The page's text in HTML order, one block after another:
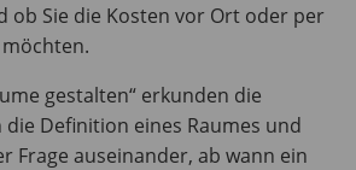
ob Sie die Kosten vor Ort oder per
gestalten“ erkunden die
Definition eines Raumes und
Frage auseinander, ab wann ein